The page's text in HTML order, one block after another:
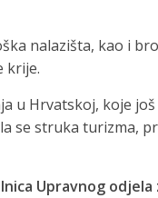
nalazišta, kao i
krije.
u Hrvatskoj, koje
struka turizma,
Upravnog